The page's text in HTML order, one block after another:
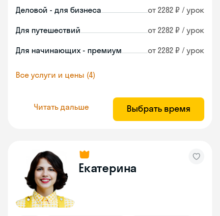
Деловой - для бизнеса от 2282 ₽ / урок
Для путешествий от 2282 ₽ / урок
Для начинающих - премиум от 2282 ₽ / урок
Все услуги и цены (4)
Читать дальше Выбрать время
Екатерина